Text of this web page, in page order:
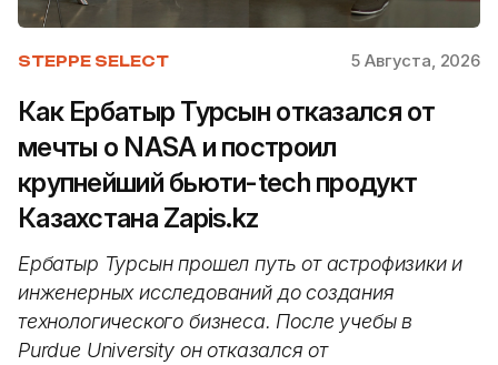
STEPPE SELECT 5 Августа, 2026
Как Ербатыр Турсын отказался от
мечты о NASA и построил
крупнейший бьюти-tech продукт
Казахстана Zapis.kz
Ербатыр Турсын прошел путь от астрофизики и
инженерных исследований до создания
технологического бизнеса. После учебы в
Purdue University он отказался от